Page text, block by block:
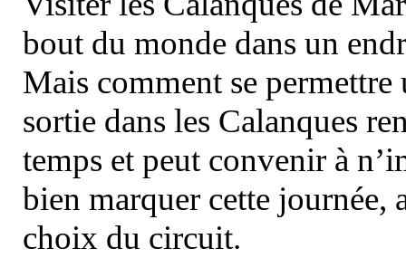
bout du monde dans un
Mais comment se permettre
sortie dans les Calanques
temps et peut convenir à
bien marquer cette journée,
choix du circuit.